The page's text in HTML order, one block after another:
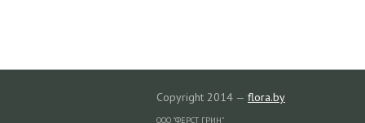
Copyright 2014 — flora.by
ООО "ФЕРСТ ГРИН"